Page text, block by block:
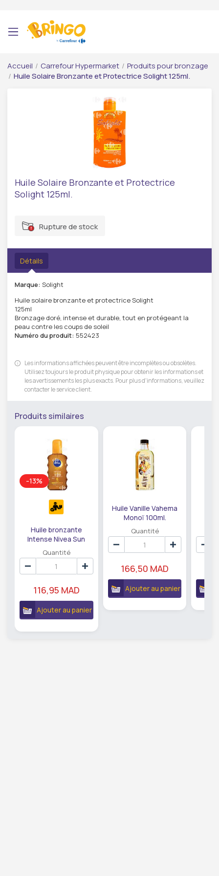
Accueil / Carrefour Hypermarket / Produits pour bronzage
/ Huile Solaire Bronzante et Protectrice Solight 125ml.
Huile Solaire Bronzante et Protectrice
Solight 125ml.
Rupture de stock
Détails
Marque: Solight
Huile solaire bronzante et protectrice Solight
125ml
Bronzage doré, intense et durable, tout en protégeant la
peau contre les coups de soleil
Numéro du produit: 552423
Les informations affichées peuvent être incomplètes ou obsolètes.
Utilisez toujours le produit physique pour obtenir les informations et
les avertissements les plus exacts. Pour plus d'informations, veuillez
contacter le service client.
Produits similaires
-13%
Huile bronzante
Intense Nivea Sun
200ml
Quantité
116,95 MAD
Ajouter au panier
Huile Vanille Vahema
Monoï 100ml.
Quantité
166,50 MAD
Ajouter au panier